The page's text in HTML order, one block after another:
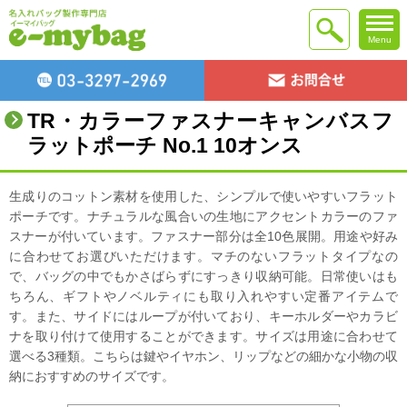
Menu
TR・カラーファスナーキャンバスフ
ラットポーチ No.1 10オンス
生成りのコットン素材を使用した、シンプルで使いやすいフラット
ポーチです。ナチュラルな風合いの生地にアクセントカラーのファ
スナーが付いています。ファスナー部分は全10色展開。用途や好み
に合わせてお選びいただけます。マチのないフラットタイプなの
で、バッグの中でもかさばらずにすっきり収納可能。日常使いはも
ちろん、ギフトやノベルティにも取り入れやすい定番アイテムで
す。また、サイドにはループが付いており、キーホルダーやカラビ
ナを取り付けて使用することができます。サイズは用途に合わせて
選べる3種類。こちらは鍵やイヤホン、リップなどの細かな小物の収
納におすすめのサイズです。